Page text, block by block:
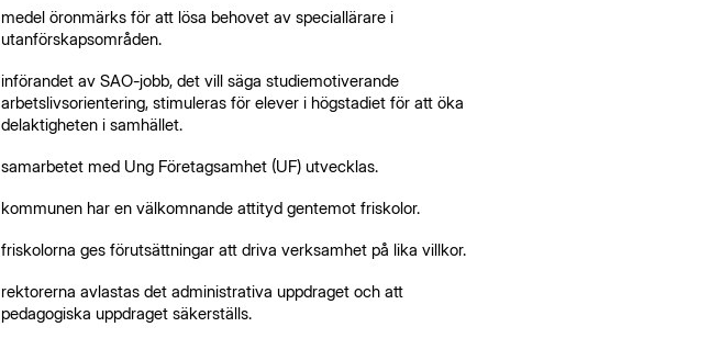
medel öronmärks för att lösa behovet av speciallärare i
utanförskapsområden.
införandet av SAO-jobb, det vill säga studiemotiverande
arbetslivsorientering, stimuleras för elever i högstadiet för att öka
delaktigheten i samhället.
samarbetet med Ung Företagsamhet (UF) utvecklas.
kommunen har en välkomnande attityd gentemot friskolor.
friskolorna ges förutsättningar att driva verksamhet på lika villkor.
rektorerna avlastas det administrativa uppdraget och att
pedagogiska uppdraget säkerställs.